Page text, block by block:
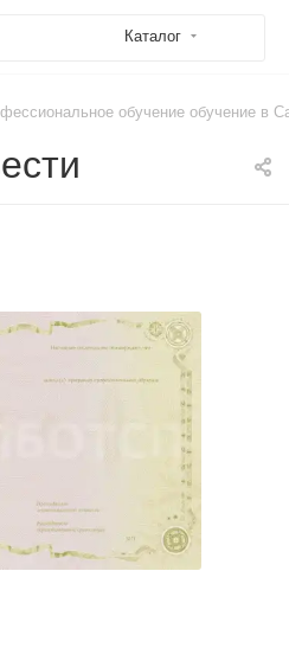
Каталог
обучение обучение в